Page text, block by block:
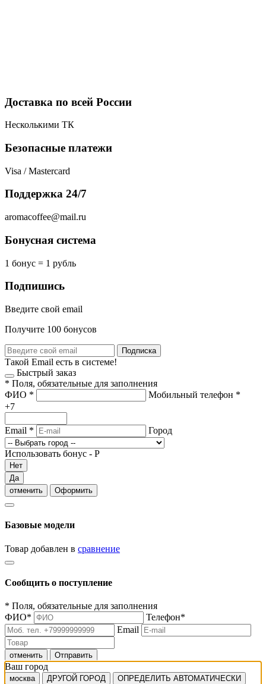
Доставка по всей России
Несколькими ТК
Безопасные платежи
Visa / Mastercard
Поддержка 24/7
aromacoffee@mail.ru
Бонусная система
1 бонус = 1 рубль
Подпишись
Введите свой email
Получите 100 бонусов
Подписка
Такой Email есть в системе!
Быстрый заказ
* Поля, обязательные для заполнения
ФИО * Мобильный телефон *
+7
Email * Город
Использовать бонус - Р
Нет
Да
отменить
Оформить
Базовые модели
Товар добавлен в сравнение
Сообщить о поступление
* Поля, обязательные для заполнения
ФИО* Телефон*
Email
отменить Отправить
Ваш город
москва ДРУГОЙ ГОРОД ОПРЕДЕЛИТЬ АВТОМАТИЧЕСКИ